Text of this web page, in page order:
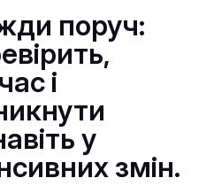
поруч:
і
у
змін.